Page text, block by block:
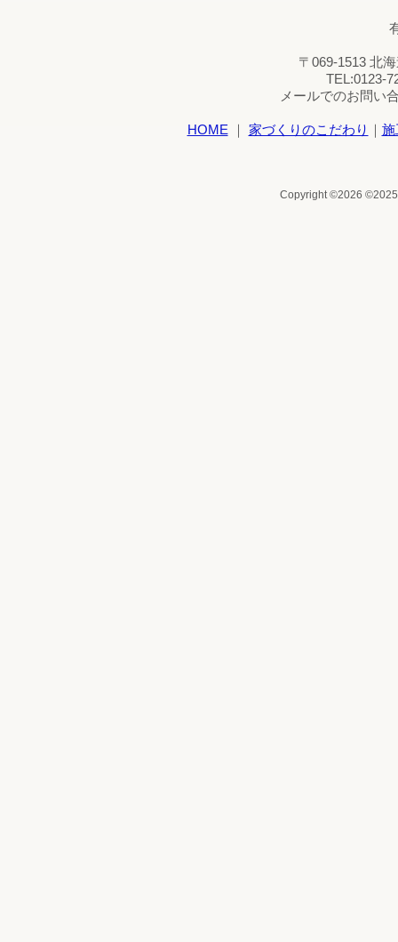
〒069-1513 北
TEL:0123-
メールでのお問い
HOME ｜ 家づくりのこだわり ｜ 施
Copyright ©2026